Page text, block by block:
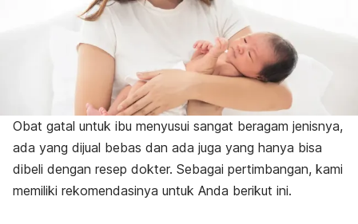
Obat gatal untuk ibu menyusui sangat beragam jenisnya,
ada yang dijual bebas dan ada juga yang hanya bisa
dibeli dengan resep dokter. Sebagai pertimbangan, kami
memiliki rekomendasinya untuk Anda berikut ini.